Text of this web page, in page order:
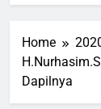
Home
Dapilnya